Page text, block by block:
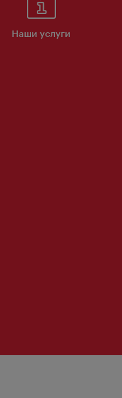
Наши услуги